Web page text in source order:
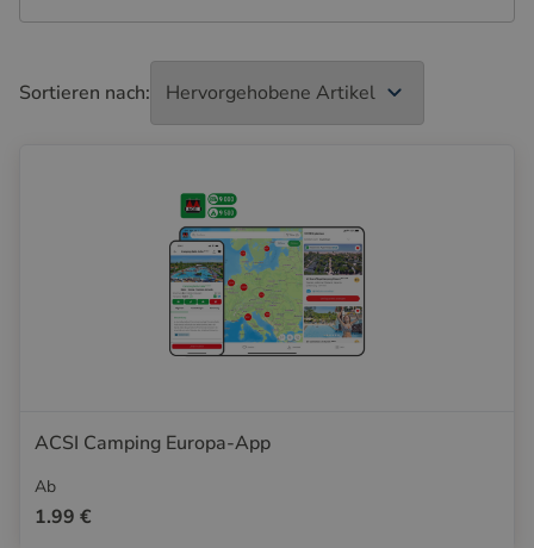
Sortieren nach:
ACSI Camping Europa-App
Ab
1.99 €